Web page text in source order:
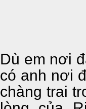
Dù em nơi
có anh nơi
chàng trai